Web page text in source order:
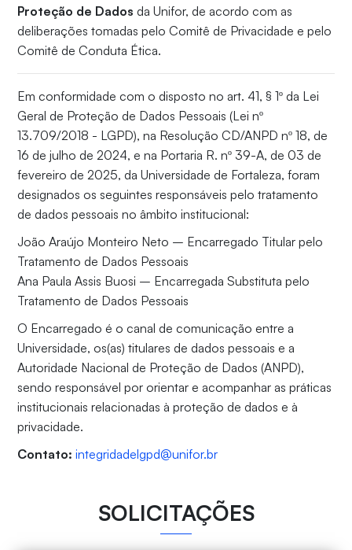
Proteção de Dados da Unifor, de acordo com as
deliberações tomadas pelo Comitê de Privacidade e pelo
Comitê de Conduta Ética.
Em conformidade com o disposto no art. 41, § 1º da Lei
Geral de Proteção de Dados Pessoais (Lei nº
13.709/2018 - LGPD), na Resolução CD/ANPD nº 18, de
16 de julho de 2024, e na Portaria R. nº 39-A, de 03 de
fevereiro de 2025, da Universidade de Fortaleza, foram
designados os seguintes responsáveis pelo tratamento
de dados pessoais no âmbito institucional:
João Araújo Monteiro Neto – Encarregado Titular pelo
Tratamento de Dados Pessoais
Ana Paula Assis Buosi – Encarregada Substituta pelo
Tratamento de Dados Pessoais
O Encarregado é o canal de comunicação entre a
Universidade, os(as) titulares de dados pessoais e a
Autoridade Nacional de Proteção de Dados (ANPD),
sendo responsável por orientar e acompanhar as práticas
institucionais relacionadas à proteção de dados e à
privacidade.
Contato: integridadelgpd@unifor.br
SOLICITAÇÕES